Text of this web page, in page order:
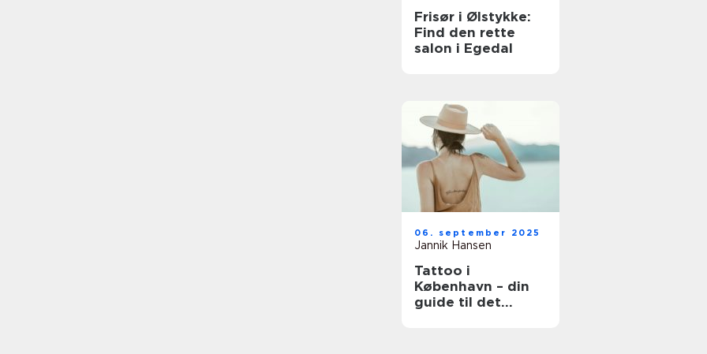
Frisør i Ølstykke:
Find den rette
salon i Egedal
06. september 2025
Jannik Hansen
Tattoo i
København – din
guide til det